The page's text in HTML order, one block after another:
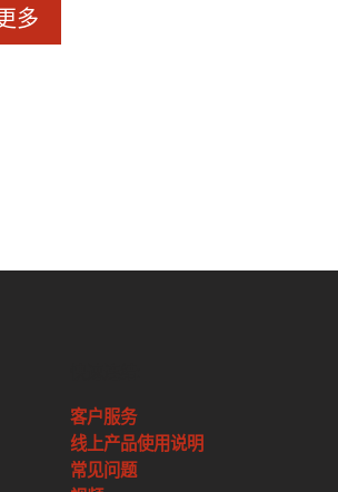
多
客户服务
线上产品使用说明
常见问题